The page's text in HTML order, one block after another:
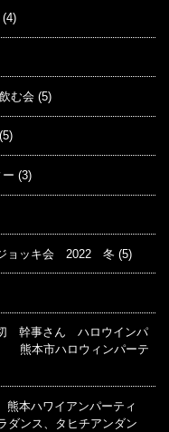
(4)
む会 (5)
(5)
(3)
ョッキ会 2022 冬 (5)
幹事さん ハロウインパ
熊本市ハロウィンパーテ
ハワイアンパーティ
ダンス、タヒチアンダン